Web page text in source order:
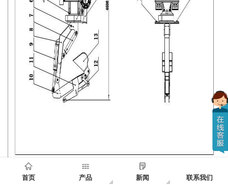
首页 产品 新闻 联系我们
图二、液压原理图